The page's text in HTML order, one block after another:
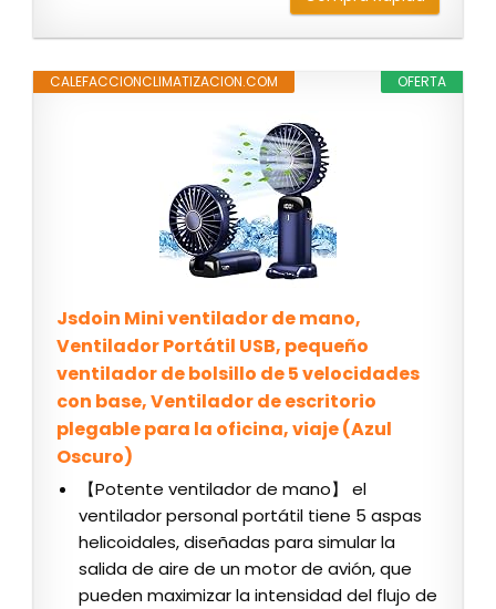
OFERTA
CALEFACCIONCLIMATIZACION.COM
Jsdoin Mini ventilador de mano,
Ventilador Portátil USB, pequeño
ventilador de bolsillo de 5 velocidades
con base, Ventilador de escritorio
plegable para la oficina, viaje (Azul
Oscuro)
【Potente ventilador de mano】 el
ventilador personal portátil tiene 5 aspas
helicoidales, diseñadas para simular la
salida de aire de un motor de avión, que
pueden maximizar la intensidad del flujo de